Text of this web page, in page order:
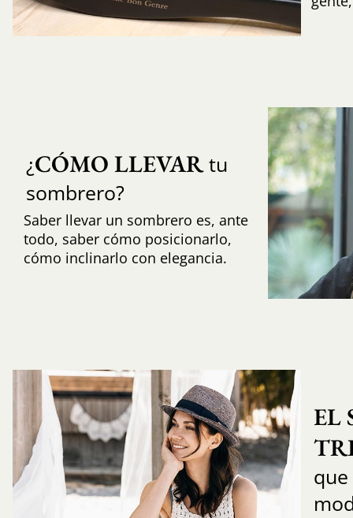
¿CÓMO LLEVARtu
sombrero?
Saber llevar un sombrero es, ante
todo, saber cómo posicionarlo,
cómo inclinarlo con elegancia.
EL